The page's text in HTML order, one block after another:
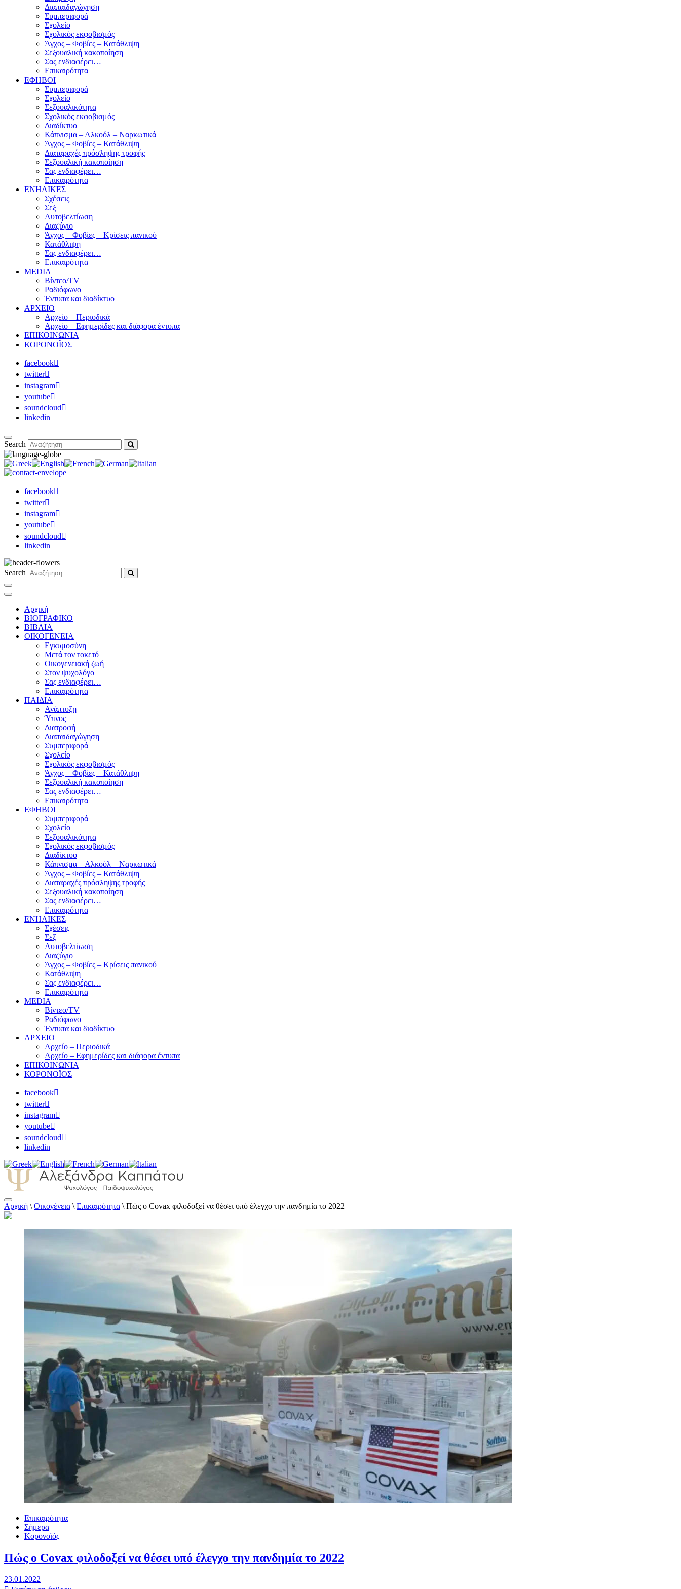
Διαπαιδαγώγηση
Συμπεριφορά
Σχολείο
Σχολικός εκφοβισμός
Άγχος – Φοβίες – Κατάθλιψη
Σεξουαλική κακοποίηση
Σας ενδιαφέρει…
Επικαιρότητα
ΕΦΗΒΟΙ
Συμπεριφορά
Σχολείο
Σεξουαλικότητα
Σχολικός εκφοβισμός
Διαδίκτυο
Κάπνισμα – Αλκοόλ – Ναρκωτικά
Άγχος – Φοβίες – Κατάθλιψη
Διαταραχές πρόσληψης τροφής
Σεξουαλική κακοποίηση
Σας ενδιαφέρει…
Επικαιρότητα
ΕΝΗΛΙΚΕΣ
Σχέσεις
Σεξ
Αυτοβελτίωση
Διαζύγιο
Άγχος – Φοβίες – Κρίσεις πανικού
Κατάθλιψη
Σας ενδιαφέρει…
Επικαιρότητα
MEDIA
Βίντεο/TV
Ραδιόφωνο
Έντυπα και διαδίκτυο
ΑΡΧΕΙΟ
Αρχείο – Περιοδικά
Αρχείο – Εφημερίδες και διάφορα έντυπα
ΕΠΙΚΟΙΝΩΝΙΑ
ΚΟΡΟΝΟΪΟΣ
facebook
twitter
instagram
youtube
soundcloud
linkedin
Search
facebook
twitter
instagram
youtube
soundcloud
linkedin
Search
Αρχική
ΒΙΟΓΡΑΦΙΚΟ
ΒΙΒΛΙΑ
ΟΙΚΟΓΕΝΕΙΑ
Εγκυμοσύνη
Μετά τον τοκετό
Οικογενειακή ζωή
Στον ψυχολόγο
Σας ενδιαφέρει…
Επικαιρότητα
ΠΑΙΔΙΑ
Ανάπτυξη
Ύπνος
Διατροφή
Διαπαιδαγώγηση
Συμπεριφορά
Σχολείο
Σχολικός εκφοβισμός
Άγχος – Φοβίες – Κατάθλιψη
Σεξουαλική κακοποίηση
Σας ενδιαφέρει…
Επικαιρότητα
ΕΦΗΒΟΙ
Συμπεριφορά
Σχολείο
Σεξουαλικότητα
Σχολικός εκφοβισμός
Διαδίκτυο
Κάπνισμα – Αλκοόλ – Ναρκωτικά
Άγχος – Φοβίες – Κατάθλιψη
Διαταραχές πρόσληψης τροφής
Σεξουαλική κακοποίηση
Σας ενδιαφέρει…
Επικαιρότητα
ΕΝΗΛΙΚΕΣ
Σχέσεις
Σεξ
Αυτοβελτίωση
Διαζύγιο
Άγχος – Φοβίες – Κρίσεις πανικού
Κατάθλιψη
Σας ενδιαφέρει…
Επικαιρότητα
MEDIA
Βίντεο/TV
Ραδιόφωνο
Έντυπα και διαδίκτυο
ΑΡΧΕΙΟ
Αρχείο – Περιοδικά
Αρχείο – Εφημερίδες και διάφορα έντυπα
ΕΠΙΚΟΙΝΩΝΙΑ
ΚΟΡΟΝΟΪΟΣ
facebook
twitter
instagram
youtube
soundcloud
linkedin
Αλεξάνδρα Καππάτου Ψυχολόγος – Παιδοψυχολόγος
Αρχική \ Οικογένεια \ Επικαιρότητα \ Πώς ο Covax φιλοδοξεί να θέσει υπό έλεγχο την πανδημία το 2022
Επικαιρότητα
Σήμερα
Κορονοϊός
Πώς ο Covax φιλοδοξεί να θέσει υπό έλεγχο την πανδημία το 2022
23.01.2022